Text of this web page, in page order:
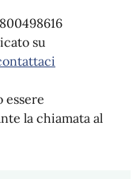
su
essere
la chiamata al